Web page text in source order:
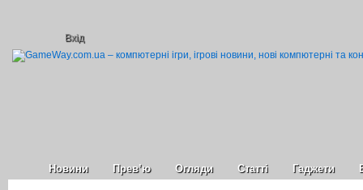
Вхід
Новини Прев’ю Огляди Статті Гаджети